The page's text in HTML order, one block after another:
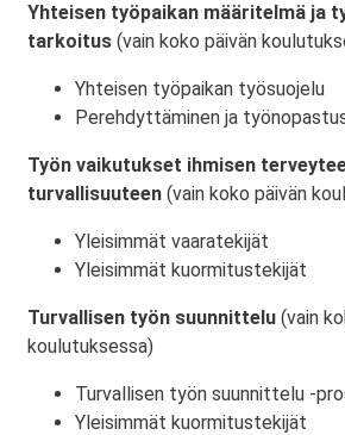
Yhteisen työpaikan määritelmä ja
tarkoitus (vain koko päivän
Yhteisen työpaikan työsuojelu
Perehdyttäminen ja
Työn vaikutukset ihmisen
turvallisuuteen (vain koko päivän
Yleisimmät vaaratekijät
Yleisimmät kuormitustekijät
Turvallisen työn suunnittelu (vain
koulutuksessa)
Turvallisen työn suunnittelu -
Yleisimmät kuormitustekijät